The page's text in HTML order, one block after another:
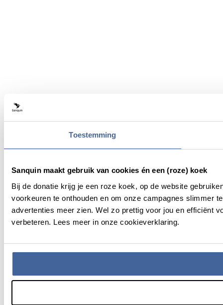
Toestemming
Sanquin maakt gebruik van cookies én een (roze) koek
Bij de donatie krijg je een roze koek, op de website
voorkeuren te onthouden en om onze campagnes slimmer
advertenties meer zien. Wel zo prettig voor jou en efficiënt
verbeteren. Lees meer in onze cookieverklaring.